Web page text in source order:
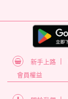
新手上路
會員權益